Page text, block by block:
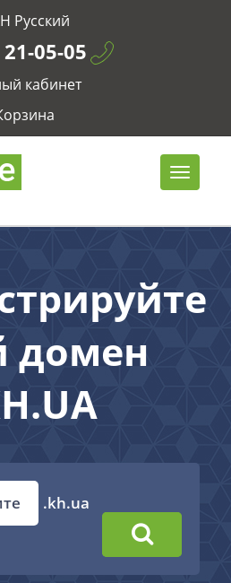
UAH Русский
05-05
кабинет
домен
.kh.ua